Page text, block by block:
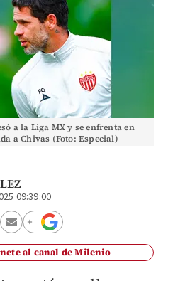
a la Liga MX y se enfrenta en
a Chivas (Foto: Especial)
09:39:00
al canal de Milenio